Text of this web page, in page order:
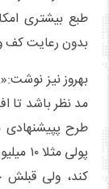
طبع بیشتری
بدون رعایت کف
بهروز نیز
مد نظر باشد تا
طرح
پولی
کند، ولی قبلش